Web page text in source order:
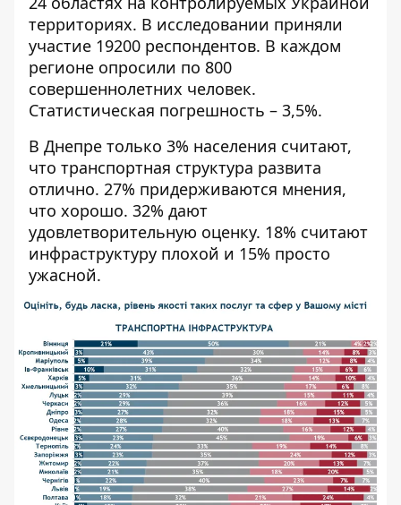
территориях. В исследовании приняли
участие 19200 респондентов. В каждом
регионе опросили по 800
совершеннолетних человек.
Статистическая погрешность – 3,5%.
В Днепре только 3% населения считают,
что транспортная структура развита
отлично. 27% придерживаются мнения,
что хорошо. 32% дают
удовлетворительную оценку. 18% считают
инфраструктуру плохой и 15% просто
ужасной.